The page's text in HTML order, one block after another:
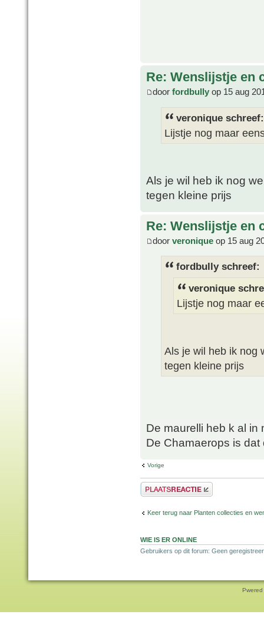
Re: Wenslijstje en
door fordbully op 15 aug
veronique schreef:
Lijstje nog maar
Als je wil heb ik nog
tegen kleine prijs
Re: Wenslijstje en
door veronique op 15 aug
fordbully schreef:
veronique
Lijstje nog maar
Als je wil heb ik nog
tegen kleine prijs
De maurelli heb k al
De Chamaerops is
Vorige
Plaats een reactie
Keer terug naar Planten collecties en
WIE IS ER ONLINE
Gebruikers op dit forum: Geen